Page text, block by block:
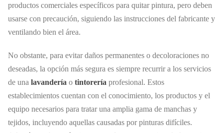
productos comerciales específicos para quitar pintura, pero deben
usarse con precaución, siguiendo las instrucciones del fabricante y
ventilando bien el área.
No obstante, para evitar daños permanentes o decoloraciones no
deseadas, la opción más segura es siempre recurrir a los servicios
de una lavandería o tintorería profesional. Estos
establecimientos cuentan con el conocimiento, los productos y el
equipo necesarios para tratar una amplia gama de manchas y
tejidos, incluyendo aquellas causadas por pinturas difíciles.